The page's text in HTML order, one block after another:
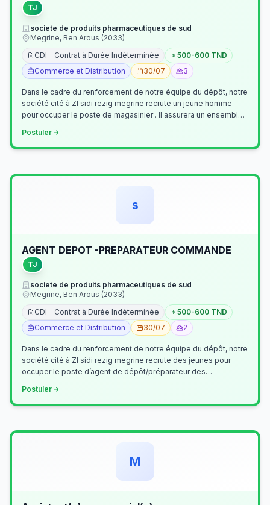
TJ
societe de produits pharmaceutiques de sud
Megrine, Ben Arous (2033)
CDI - Contrat à Durée Indéterminée
500-600 TND
Commerce et Distribution
30/07 3
Dans le cadre du renforcement de notre équipe du dépôt, notre
société cité à ZI sidi rezig megrine recrute un jeune homme
pour occuper le poste de magasinier . Il assurera un ensemble
Postuler
s
AGENT DEPOT -PREPARATEUR COMMANDE
TJ
societe de produits pharmaceutiques de sud
Megrine, Ben Arous (2033)
CDI - Contrat à Durée Indéterminée
500-600 TND
Commerce et Distribution
30/07 2
Dans le cadre du renforcement de notre équipe du dépôt, notre
société cité à ZI sidi rezig megrine recrute des jeunes pour
occuper le poste d’agent de dépôt/préparateur des
Postuler
M